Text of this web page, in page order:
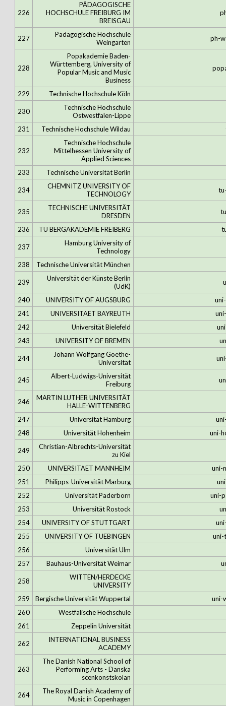
226
PÄDAGOGISCHE
HOCHSCHULE FREIBURG IM
BREISGAU
227
Pädagogische Hochschule
Weingarten
ph-
228
Popakademie Baden-
Württemberg, University of
Popular Music and Music
Business
229 Technische Hochschule Köln
230
Technische Hochschule
Ostwestfalen-Lippe
231
Technische Hochschule Wildau
232
Technische Hochschule
Mittelhessen University of
Applied Sciences
233
Technische Universität Berlin
234
CHEMNITZ UNIVERSITY OF
TECHNOLOGY
235
TECHNISCHE UNIVERSITÄT
DRESDEN
236 TU BERGAKADEMIE FREIBERG
237
Hamburg University of
Technology
238
Technische Universität München
239
Universität der Künste Berlin
(UdK)
240 UNIVERSITY OF AUGSBURG
241
UNIVERSITAET BAYREUTH
242
Universität Bielefeld
243
UNIVERSITY OF BREMEN
244
Johann Wolfgang Goethe-
Universität
245
Albert-Ludwigs-Universität
Freiburg
246
MARTIN LUTHER UNIVERSITÄT
HALLE-WITTENBERG
247
Universität Hamburg
248
Universität Hohenheim uni-
249
Christian-Albrechts-Universität
zu Kiel
250
UNIVERSITAET MANNHEIM
uni-
251
Philipps-Universität Marburg
252
Universität Paderborn
uni-
253
Universität Rostock
254
UNIVERSITY OF STUTTGART
255
UNIVERSITY OF TUEBINGEN
uni-
256
Universität Ulm
257
Bauhaus-Universität Weimar
258
WITTEN/HERDECKE
UNIVERSITY
259
Bergische Universität Wuppertal
uni-
260
Westfälische Hochschule
261
Zeppelin Universität
262
INTERNATIONAL BUSINESS
ACADEMY
263
The Danish National School of
Performing Arts - Danska
scenkonstskolan
264
The Royal Danish Academy of
Music in Copenhagen